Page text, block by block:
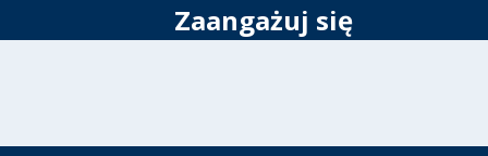
Zaangażuj się